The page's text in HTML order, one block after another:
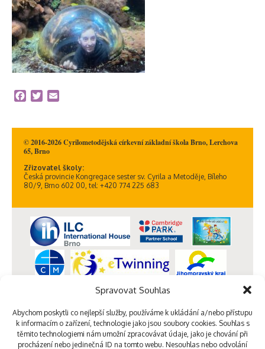
Spravovat Souhlas
Abychom poskytli co nejlepší služby, používáme k ukládání a/nebo přístupu
k informacím o zařízení, technologie jako jsou soubory cookies. Souhlas s
těmito technologiemi nám umožní zpracovávat údaje, jako je chování při
procházení nebo jedinečná ID na tomto webu. Nesouhlas nebo odvolání
Facebook
Twitter
© 2016-2026 Cyrilometodějská církevní základní škola Brno, Lerchova
65, Brno
Zřizovatel školy:
Česká provincie Kongregace sester sv. Cyrila a Metoděje, Bíleho
80/9, Brno 602 00, tel: +420 774 225 683